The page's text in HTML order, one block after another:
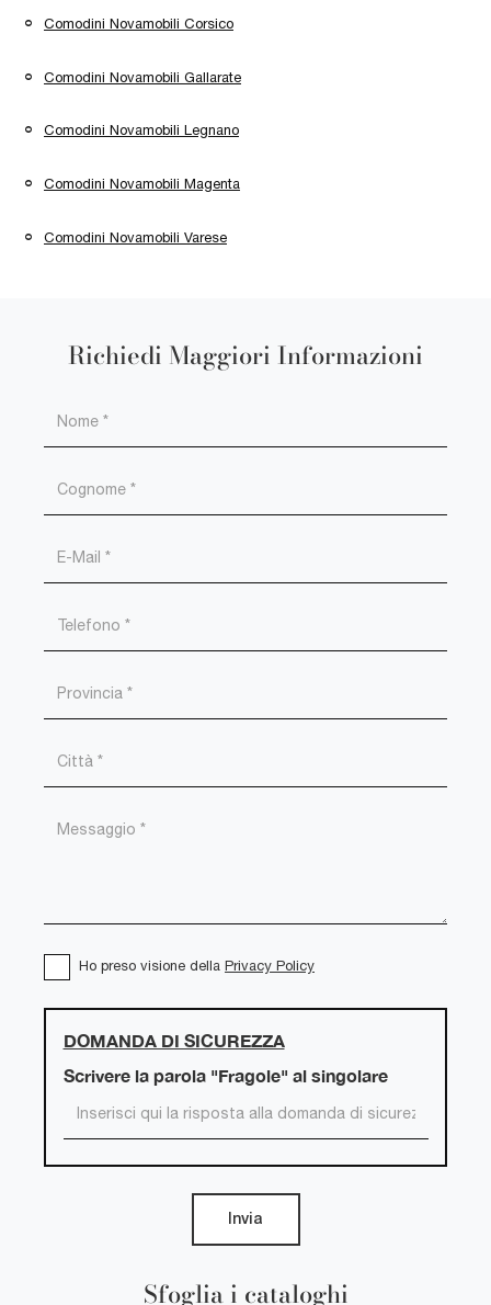
Comodini Novamobili Corsico
Comodini Novamobili Gallarate
Comodini Novamobili Legnano
Comodini Novamobili Magenta
Comodini Novamobili Varese
Sfoglia i cataloghi
Richiedi Maggiori Informazioni
Ho preso visione della Privacy Policy
DOMANDA DI SICUREZZA
Scrivere la parola "Fragole" al singolare
Invia